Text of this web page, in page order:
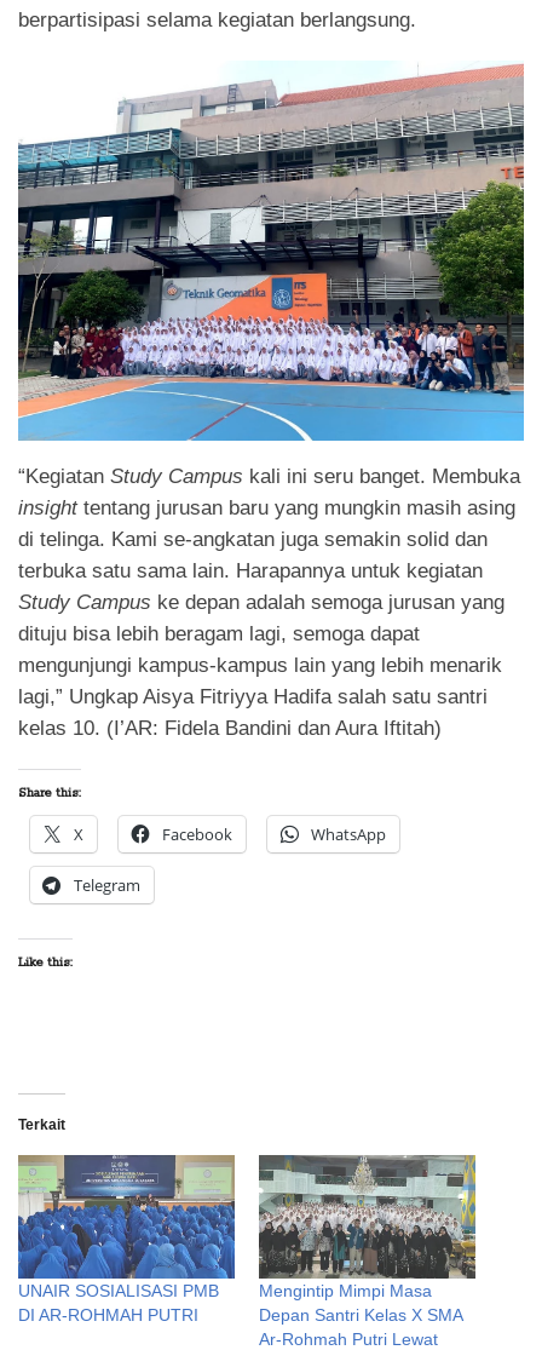
berpartisipasi selama kegiatan berlangsung.
“Kegiatan Study Campus kali ini seru banget. Membuka
insighttentang jurusan baru yang mungkin masih asing
di telinga. Kami se-angkatan juga semakin solid dan
terbuka satu sama lain. Harapannya untuk kegiatan
Study Campus ke depan adalah semoga jurusan yang
dituju bisa lebih beragam lagi, semoga dapat
mengunjungi kampus-kampus lain yang lebih menarik
lagi,” Ungkap Aisya Fitriyya Hadifa salah satu santri
kelas 10. (I’AR: Fidela Bandini dan Aura Iftitah)
Share this:
X Facebook WhatsApp
Telegram
Like this:
Terkait
UNAIR SOSIALISASI PMB
DI AR-ROHMAH PUTRI
Mengintip Mimpi Masa
Depan Santri Kelas X SMA
Ar-Rohmah Putri Lewat